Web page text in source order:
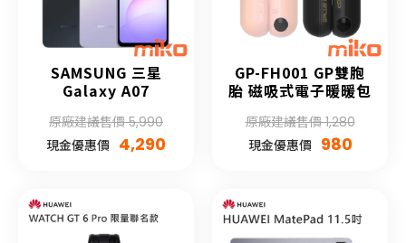
SAMSUNG 三星
Galaxy A07
原廠建議售價 5,990
現金優惠價 4,290
GP-FH001 GP雙胞
胎 磁吸式電子暖暖包
原廠建議售價 1,280
現金優惠價 980